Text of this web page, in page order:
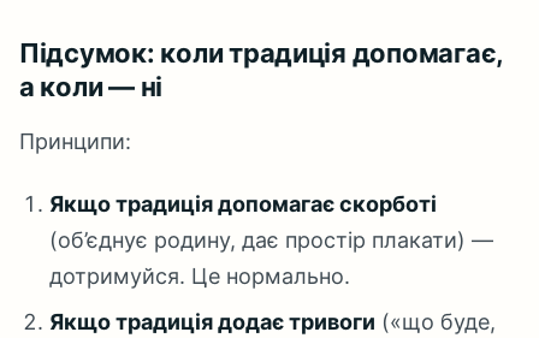
Підсумок: коли традиція допомагає,
а коли — ні
Принципи:
Якщо традиція допомагає скорботі
(об’єднує родину, дає простір плакати) —
дотримуйся. Це нормально.
Якщо традиція додає тривоги («що буде,